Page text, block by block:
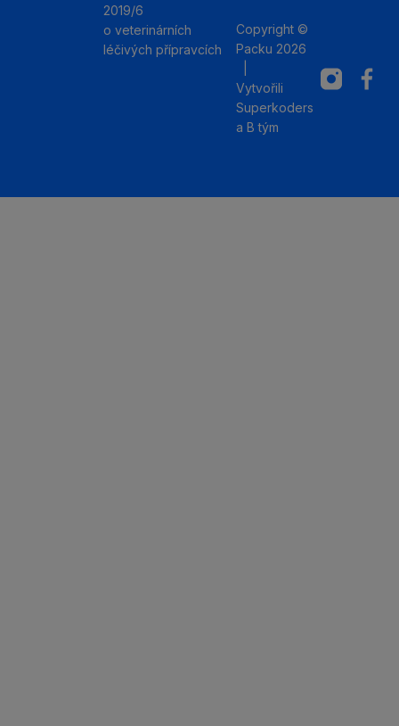
2019/6
o veterinárních
léčivých přípravcích
Copyright ©
Packu 2026
Vytvořili
Superkoders
a B tým
Instagram